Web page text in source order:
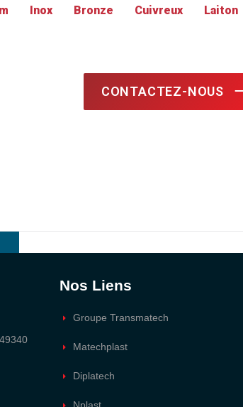
Inox Bronze Cuivreux Laiton
CONTACTEZ-NOUS
Nos Liens
Groupe Transmatech
Matechplast
Diplatech
Nplast